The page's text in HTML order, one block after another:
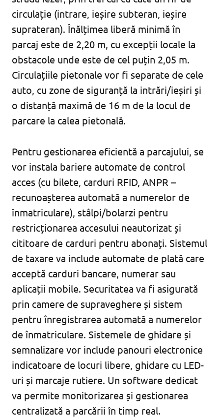
circulație (intrare, ieșire subteran, ieșire
suprateran). Înălțimea liberă minimă în
parcaj este de 2,20 m, cu excepții locale la
obstacole unde este de cel puțin 2,05 m.
Circulațiile pietonale vor fi separate de cele
auto, cu zone de siguranță la intrări/ieșiri și
o distanță maximă de 16 m de la locul de
parcare la calea pietonală.
Pentru gestionarea eficientă a parcajului, se
vor instala bariere automate de control
acces (cu bilete, carduri RFID, ANPR –
recunoașterea automată a numerelor de
înmatriculare), stâlpi/bolarzi pentru
restricționarea accesului neautorizat și
cititoare de carduri pentru abonați. Sistemul
de taxare va include automate de plată care
acceptă carduri bancare, numerar sau
aplicații mobile. Securitatea va fi asigurată
prin camere de supraveghere și sistem
pentru înregistrarea automată a numerelor
de înmatriculare. Sistemele de ghidare și
semnalizare vor include panouri electronice
indicatoare de locuri libere, ghidare cu LED-
uri și marcaje rutiere. Un software dedicat
va permite monitorizarea și gestionarea
centralizată a parcării în timp real.